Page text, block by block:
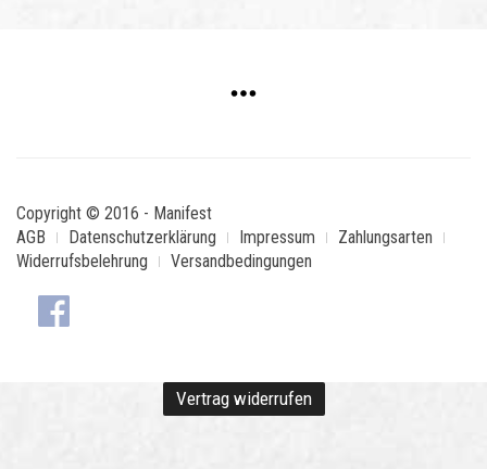
Copyright © 2016 - Manifest
AGB
Datenschutzerklärung Impressum
Zahlungsarten
Widerrufsbelehrung
Versandbedingungen
Vertrag widerrufen